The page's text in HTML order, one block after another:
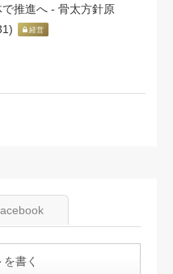
で推進へ - 骨太方針原
経営
書く